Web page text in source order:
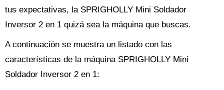
tus expectativas, la SPRIGHOLLY Mini Soldador
Inversor 2 en 1 quizá sea la máquina que buscas.
A continuación se muestra un listado con las
características de la máquina SPRIGHOLLY Mini
Soldador Inversor 2 en 1: